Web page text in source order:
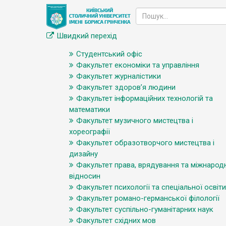
Швидкий перехід
Студентський офіс
Факультет економіки та управління
Факультет журналістики
Факультет здоров’я людини
Факультет інформаційних технологій та
математики
Факультет музичного мистецтва і
хореографії
Факультет образотворчого мистецтва і
дизайну
Факультет права, врядування та
відносин
Факультет психології та спеціальної освіти
Факультет романо-германської філології
Факультет суспільно-гуманітарних наук
Факультет східних мов